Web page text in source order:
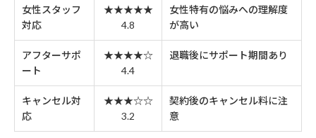
女性スタッフ
対応
★★★★★
4.8
女性特有の悩みへの理解度
が高い
アフターサポ
ート
★★★★☆
4.4
退職後にサポート期間あり
キャンセル対
応
★★★☆☆
3.2
契約後のキャンセル料に注
意